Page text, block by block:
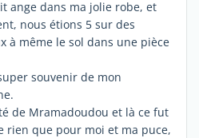
ange dans ma jolie robe, et
nous étions 5 sur des
à même le sol dans une pièce
souvenir de mon
de Mramadoudou et là ce fut
rien que pour moi et ma puce,